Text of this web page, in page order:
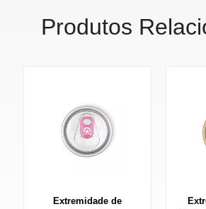
Produtos
Extremidade aberta